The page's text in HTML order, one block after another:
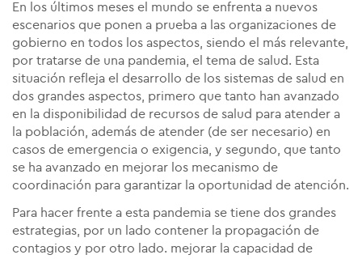
En los últimos meses el mundo se enfrenta a nuevos
escenarios que ponen a prueba a las organizaciones de
gobierno en todos los aspectos, siendo el más relevante,
por tratarse de una pandemia, el tema de salud. Esta
situación refleja el desarrollo de los sistemas de salud en
dos grandes aspectos, primero que tanto han avanzado
en la disponibilidad de recursos de salud para atender a
la población, además de atender (de ser necesario) en
casos de emergencia o exigencia, y segundo, que tanto
se ha avanzado en mejorar los mecanismo de
coordinación para garantizar la oportunidad de atención.
Para hacer frente a esta pandemia se tiene dos grandes
estrategias, por un lado contener la propagación de
contagios y por otro lado. mejorar la capacidad de